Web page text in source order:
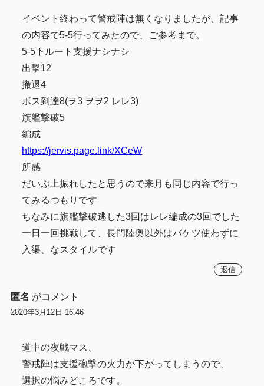
イベント終わって警戒陣は無くなりましたが、記事
の内容で5-5行ってみたので、ご参考まで。
5-5下ルート支援ナシナシ
出撃12
撤退4
ボス到達8(ヲ3 ヲヲ2 レレ3)
旗艦撃破5
編成
https://jervis.page.link/XCeW
所感
だいぶ上振れしたと思うので来月も同じ内容で行っ
てみるつもりです
ちなみに旗艦撃破逃した3回はレレ編成の3回でした
一日一回挑戦して、長門陸奥以外はバケツ使わずに
入渠、なスタイルです
返信
匿名 がコメント
2020年3月12日 16:46
道中の夜戦マス、
警戒陣は支援砲撃の火力が下がってしまうので、
選択の悩みどころです。